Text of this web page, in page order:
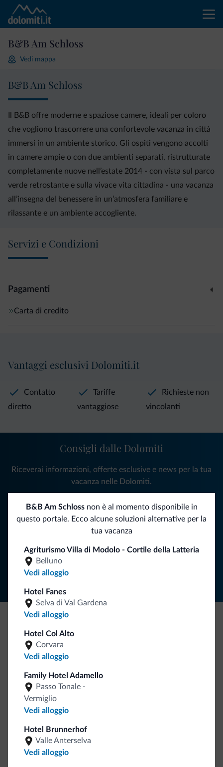
B&B Am Schloss
Vedi mappa
B&B Am Schloss
Il B&B offre moderne e spaziose camere, ideali per coloro
che vogliono trascorrere una confortevole vacanza in città
immersi in un ambiente storico. Gli ospiti vengono accolti
in camere ampie o con due ambienti separati, ristrutturate
completamente nuove nell’estate 2014 - con vista sul parco
verde retrostante e sulla vivace vita cittadina - una vacanza
all’insegna del benessere in un’atmosfera familiare e
rilassante e un ambiente accogliente.
Servizi e Condizioni
Pagamenti
Carta di credito
B&B Am Schlossnon è al momento disponibile in
questo portale. Ecco alcune soluzioni alternative per la
tua vacanza
Agriturismo Villa di Modolo - Cortile della Latteria
Belluno
Vedi alloggio
Hotel Fanes
Selva di Val Gardena
Vedi alloggio
Hotel Col Alto
Corvara
Vedi alloggio
Family Hotel Adamello
Passo Tonale -
Vermiglio
Vedi alloggio
Hotel Brunnerhof
Valle Anterselva
Vedi alloggio
Vantaggi esclusivi Dolomiti.it
Contatto
diretto
Tariffe
vantaggiose
Richieste non
vincolanti
Segui Dolomiti.it
Consigli dalle Dolomiti
Riceverai informazioni, offerte esclusive e news per la tua
vacanza nelle Dolomiti.
ISCRIVITI ALLA NEWSLETTER
Be Original, scopri la nuova collezione
Ce l'avete chiesto in tanti. Ecco la nuova collezione firmata
Dolomiti.it!